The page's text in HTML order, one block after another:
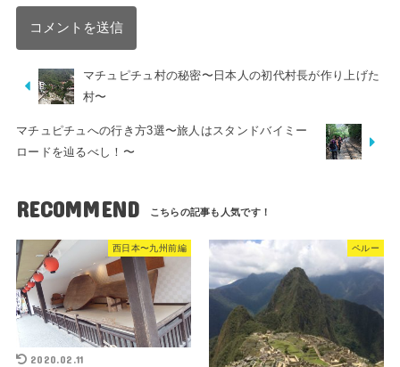
マチュピチュ村の秘密〜日本人の初代村長が作り上げた
村〜
マチュピチュへの行き方3選〜旅人はスタンドバイミー
ロードを辿るべし！〜
RECOMMEND
西日本〜九州前編
2020.02.11
ペルー